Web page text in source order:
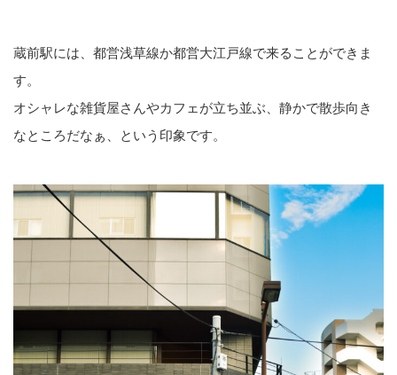
蔵前駅には、都営浅草線か都営大江戸線で来ることができま
す。
オシャレな雑貨屋さんやカフェが立ち並ぶ、静かで散歩向き
なところだなぁ、という印象です。